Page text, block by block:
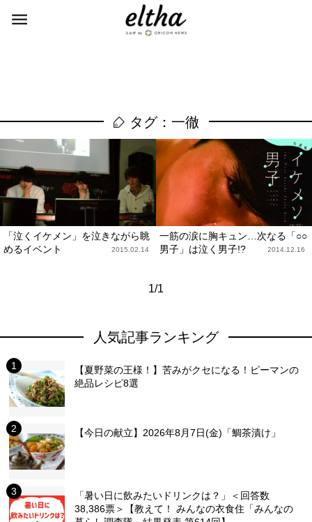
タグ：一徹
「泣くイケメン」を泣きながら眺
めるイベント
2015.02.14
一筋の涙に胸キュン…次なる「○○
男子」は泣く男子!?
2014.12.16
1/1
人気記事ランキング
【夏野菜の王様！】苦みがクセになる！ピーマンの
絶品レシピ8選
【今日の献立】2026年8月7日(金)「鯛茶漬け」
「暑い日に飲みたいドリンクは？」＜回答数
38,386票＞【教えて！ みんなの衣食住「みんなの